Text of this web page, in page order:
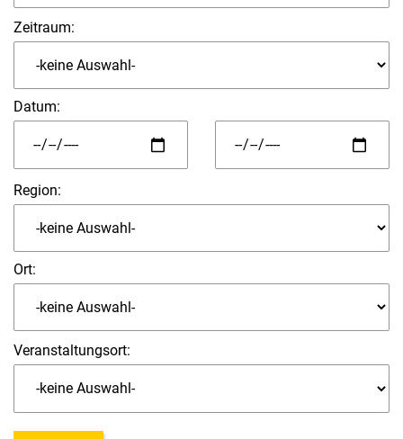
Zeitraum:
Datum:
Region:
Ort:
Veranstaltungsort: